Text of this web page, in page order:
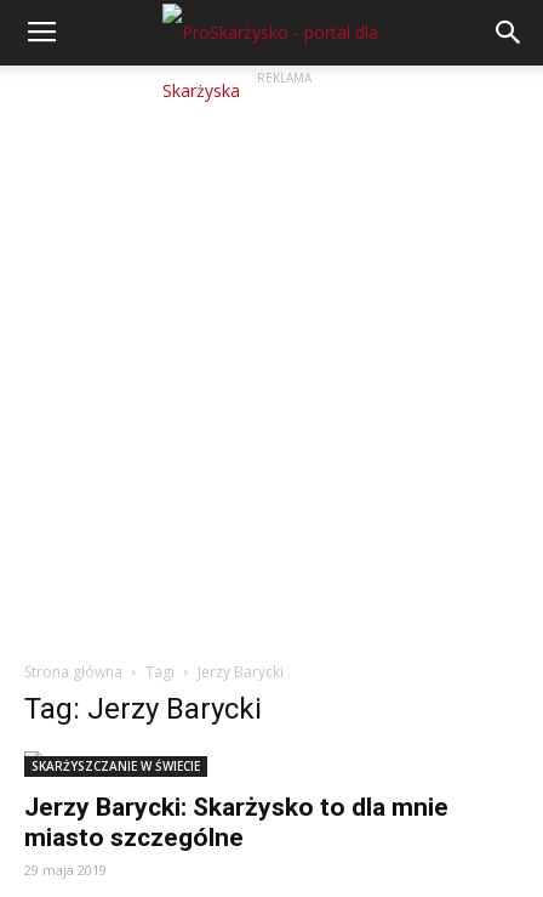
REKLAMA
Strona główna Tagi Jerzy Barycki
Tag: Jerzy Barycki
SKARŻYSZCZANIE W ŚWIECIE
Jerzy Barycki: Skarżysko to dla mnie
miasto szczególne
29 maja 2019